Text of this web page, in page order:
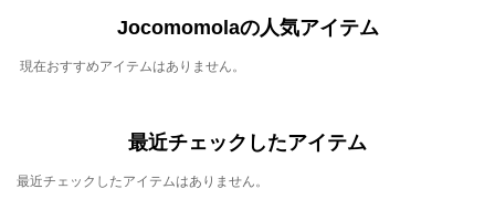
Jocomomolaの人気アイテム
現在おすすめアイテムはありません。
最近チェックしたアイテム
最近チェックしたアイテムはありません。